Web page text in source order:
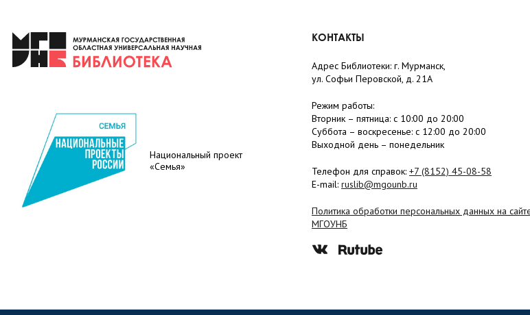
Национальный проект
«Семья»
КОНТАКТЫ
Адрес Библиотеки: г. Мурманск,
ул. Софьи Перовской, д. 21А
Режим работы:
Вторник – пятница: с 10:00 до 20:00
Суббота – воскресенье: c 12:00 до 20:00
Выходной день – понедельник
Телефон для справок: +7 (8152) 45-08-58
E-mail: ruslib@mgounb.ru
Политика обработки персональных данных на
МГОУНБ